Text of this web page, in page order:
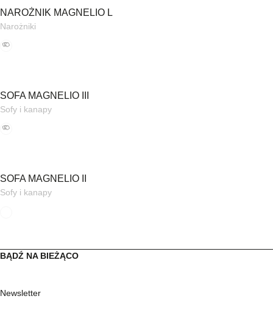
NAROŻNIK MAGNELIO L
Narożniki
SOFA MAGNELIO III
Sofy i kanapy
SOFA MAGNELIO II
Sofy i kanapy
BĄDŹ NA BIEŻĄCO
Newsletter